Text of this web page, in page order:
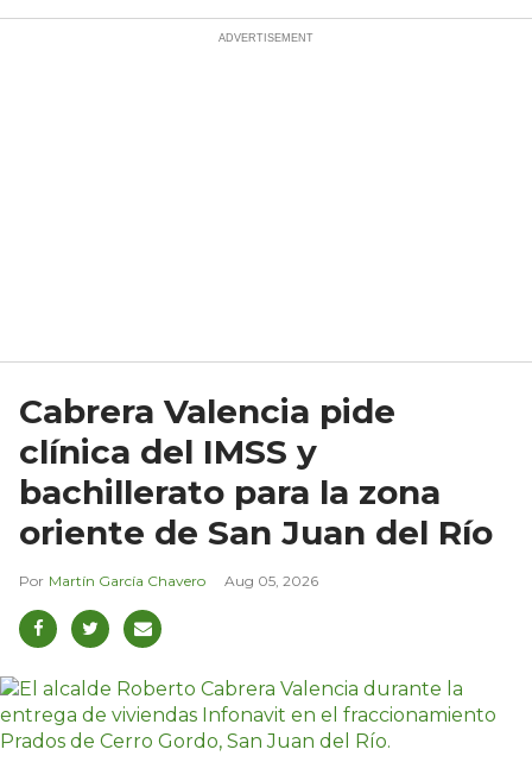
Cabrera Valencia pide
clínica del IMSS y
bachillerato para la zona
oriente de San Juan del Río
Martín García Chavero Aug 05, 2026